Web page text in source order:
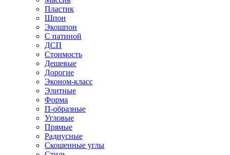
Пластик
Шпон
Экошпон
С патиной
ДСП
Стоимость
Дешевые
Дорогие
Эконом-класс
Элитные
Форма
П-образные
Угловые
Прямые
Радиусные
Скошенные углы